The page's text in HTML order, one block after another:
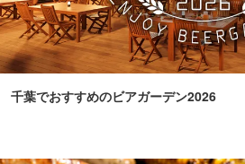
千葉でおすすめのビアガーデン2026